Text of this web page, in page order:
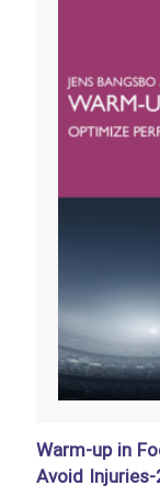
Warm-up in
Avoid